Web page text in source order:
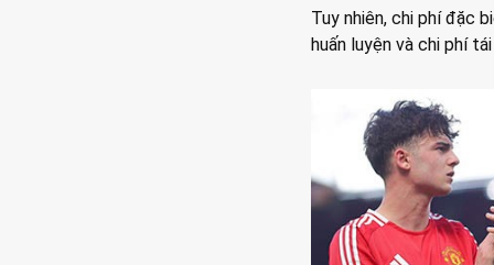
Tuy nhiên, chi phí đặc
huấn luyện và chi phí